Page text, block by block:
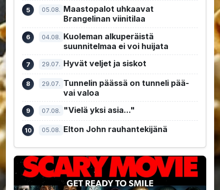
05.08. Maastopalot uhkaavat
Brangelinan viinitilaa
04.08. Kuoleman alkuperäistä
suunnitelmaa ei voi huijata
29.07. Hyvät veljet ja siskot
29.07. Tunnelin päässä on tunneli pää-
vai valoa
07.08. "Vielä yksi asia..."
05.08. Elton John rauhantekijänä